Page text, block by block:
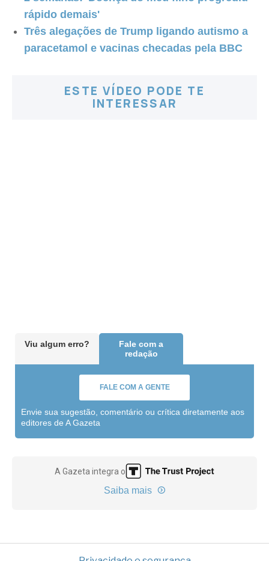
rápido demais'
Três alegações de Trump ligando autismo a
paracetamol e vacinas checadas pela BBC
ESTE VÍDEO PODE TE
INTERESSAR
Viu algum erro?
Fale com a
redação
FALE COM A GENTE
Envie sua sugestão, comentário ou crítica diretamente aos
editores de A Gazeta
A Gazeta integra o
Saiba mais